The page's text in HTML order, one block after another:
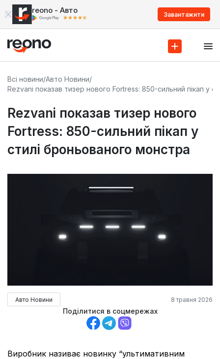
reono - Авто Завантажити
Всі новини/Авто Новини/
Rezvani показав тизер нового Fortress: 850-сильний пікап у
Rezvani показав тизер нового
Fortress: 850-сильний пікап у
стилі броньованого монстра
Авто Новини 8 травня 2026
Поділитися в соцмережах
Виробник називає новинку “ультимативним